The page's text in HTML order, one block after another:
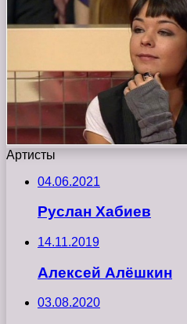
Артисты
04.06.2021
Руслан Хабиев
14.11.2019
Алексей Алёшкин
03.08.2020